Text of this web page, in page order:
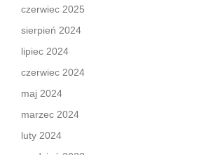
czerwiec 2025
sierpień 2024
lipiec 2024
czerwiec 2024
maj 2024
marzec 2024
luty 2024